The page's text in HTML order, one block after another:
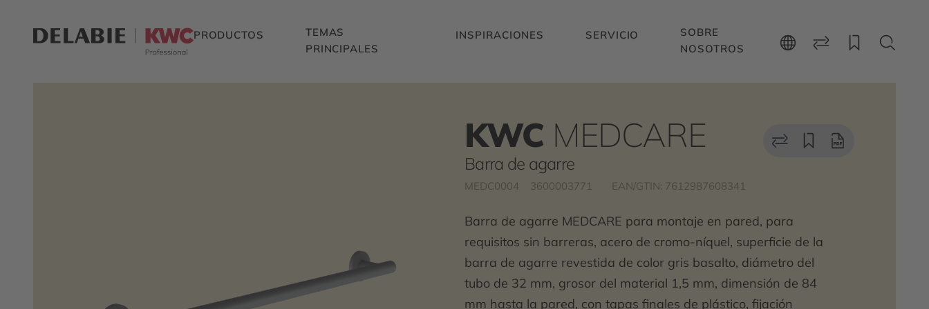
PRODUCTOS
TEMAS
PRINCIPALES
INSPIRACIONES SERVICIO
SOBRE
NOSOTROS
KWC MEDCARE
Barra de agarre
MEDC0004 3600003771 EAN/GTIN: 7612987608341
Barra de agarre MEDCARE para montaje en pared, para
requisitos sin barreras, acero de cromo-níquel, superficie de la
barra de agarre revestida de color gris basalto, diámetro del
tubo de 32 mm, grosor del material 1,5 mm, dimensión de 84
mm hasta la pared, con tapas finales de plástico, fijación